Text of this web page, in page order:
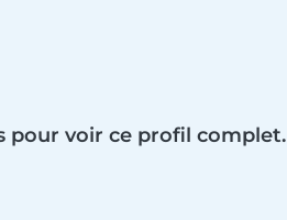
pour voir ce profil complet.